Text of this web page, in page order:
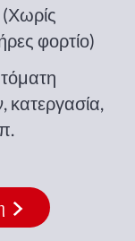
φορτίο)
κατεργασία,